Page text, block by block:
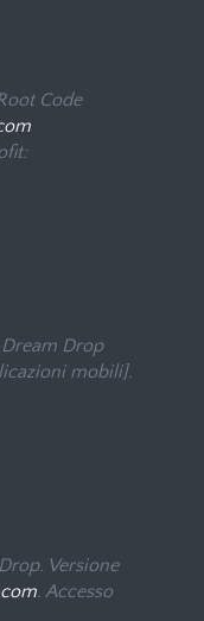
Code
Dream Drop
mobili].
. Versione
. Accesso